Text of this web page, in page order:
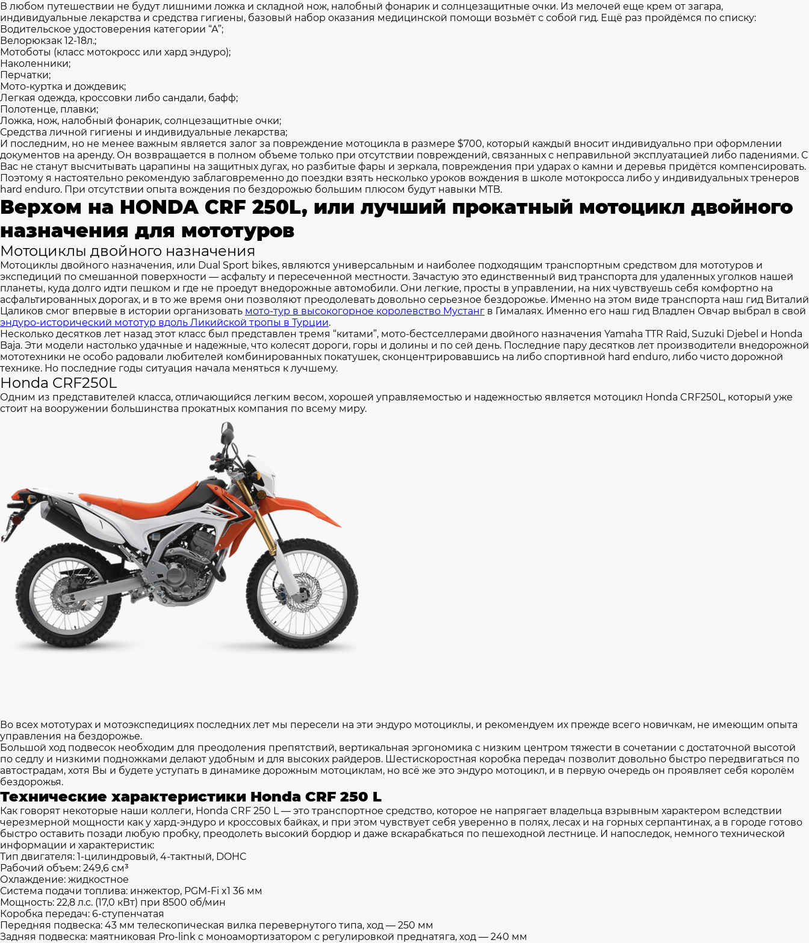
В любом путешествии не будут лишними ложка и складной нож, налобный фонарик и солнцезащитные очки. Из мелочей еще крем от загара,
индивидуальные лекарства и средства гигиены, базовый набор оказания медицинской помощи возьмёт с собой гид. Ещё раз пройдёмся по списку:
Водительское удостоверения категории “А”;
Велорюкзак 12-18л.;
Мотоботы (класс мотокросс или хард эндуро);
Наколенники;
Перчатки;
Мото-куртка и дождевик;
Легкая одежда, кроссовки либо сандали, бафф;
Полотенце, плавки;
Ложка, нож, налобный фонарик, солнцезащитные очки;
Средства личной гигиены и индивидуальные лекарства;
И последним, но не менее важным является залог за повреждение мотоцикла в размере $700, который каждый вносит индивидуально при оформлении
документов на аренду. Он возвращается в полном объеме только при отсутствии повреждений, связанных с неправильной эксплуатацией либо падениями. С
Вас не станут высчитывать царапины на защитных дугах, но разбитые фары и зеркала, повреждения при ударах о камни и деревья придётся компенсировать.
Поэтому я настоятельно рекомендую заблаговременно до поездки взять несколько уроков вождения в школе мотокросса либо у индивидуальных тренеров
hard enduro. При отсутствии опыта вождения по бездорожью большим плюсом будут навыки MTB.
Верхом на HONDA CRF 250L, или лучший прокатный мотоцикл двойного
назначения для мототуров
Мотоциклы двойного назначения
Мотоциклы двойного назначения, или Dual Sport bikes, являются универсальным и наиболее подходящим транспортным средством для мототуров и
экспедиций по смешанной поверхности — асфальту и пересеченной местности. Зачастую это единственный вид транспорта для удаленных уголков нашей
планеты, куда долго идти пешком и где не проедут внедорожные автомобили. Они легкие, просты в управлении, на них чувствуешь себя комфортно на
асфальтированных дорогах, и в то же время они позволяют преодолевать довольно серьезное бездорожье. Именно на этом виде транспорта наш гид Виталий
Цаликов смог впервые в истории организовать мото-тур в высокогорное королевство Мустанг в Гималаях. Именно его наш гид Владлен Овчар выбрал в свой
эндуро-исторический мототур вдоль Ликийской тропы в Турции.
Несколько десятков лет назад этот класс был представлен тремя “китами”, мото-бестселлерами двойного назначения Yamaha TTR Raid, Suzuki Djebel и Honda
Baja. Эти модели настолько удачные и надежные, что колесят дороги, горы и долины и по сей день. Последние пару десятков лет производители внедорожной
мототехники не особо радовали любителей комбинированных покатушек, сконцентрировавшись на либо спортивной hard enduro, либо чисто дорожной
технике. Но последние годы ситуация начала меняться к лучшему.
Honda CRF250L
Одним из представителей класса, отличающийся легким весом, хорошей управляемостью и надежностью является мотоцикл Honda CRF250L, который уже
стоит на вооружении большинства прокатных компания по всему миру.
Во всех мототурах и мотоэкспедициях последних лет мы пересели на эти эндуро мотоциклы, и рекомендуем их прежде всего новичкам, не имеющим опыта
управления на бездорожье.
Большой ход подвесок необходим для преодоления препятствий, вертикальная эргономика с низким центром тяжести в сочетании с достаточной высотой
по седлу и низкими подножками делают удобным и для высоких райдеров. Шестискоростная коробка передач позволит довольно быстро передвигаться по
автострадам, хотя Вы и будете уступать в динамике дорожным мотоциклам, но всё же это эндуро мотоцикл, и в первую очередь он проявляет себя королём
бездорожья.
Технические характеристики Honda CRF 250 L
Как говорят некоторые наши коллеги, Honda CRF 250 L — это транспортное средство, которое не напрягает владельца взрывным характером вследствии
черезмерной мощности как у хард-эндуро и кроссовых байках, и при этом чувствует себя уверенно в полях, лесах и на горных серпантинах, а в городе готово
быстро оставить позади любую пробку, преодолеть высокий бордюр и даже вскарабкаться по пешеходной лестнице. И напоследок, немного технической
информации и характеристик:
Тип двигателя: 1-цилиндровый, 4-тактный, DOHC
Рабочий объем: 249,6 см³
Охлаждение: жидкостное
Система подачи топлива: инжектор, PGM-Fi x1 36 мм
Мощность: 22,8 л.с. (17,0 кВт) при 8500 об/мин
Коробка передач: 6-ступенчатая
Передняя подвеска: 43 мм телескопическая вилка перевернутого типа, ход — 250 мм
Задняя подвеска: маятниковая Pro-link с моноамортизатором с регулировкой преднатяга, ход — 240 мм